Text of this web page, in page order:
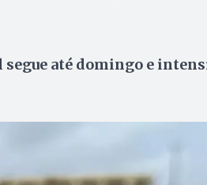
segue até domingo e